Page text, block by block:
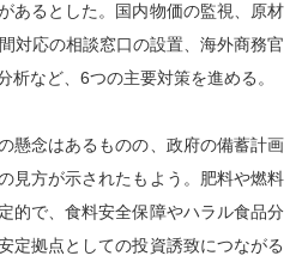
あるとした。国内物価の監視、原材
対応の相談窓口の設置、海外商務官
析など、6つの主要対策を進める。
懸念はあるものの、政府の備蓄計画
見方が示されたもよう。肥料や燃料
的で、食料安全保障やハラル食品分
定拠点としての投資誘致につながる